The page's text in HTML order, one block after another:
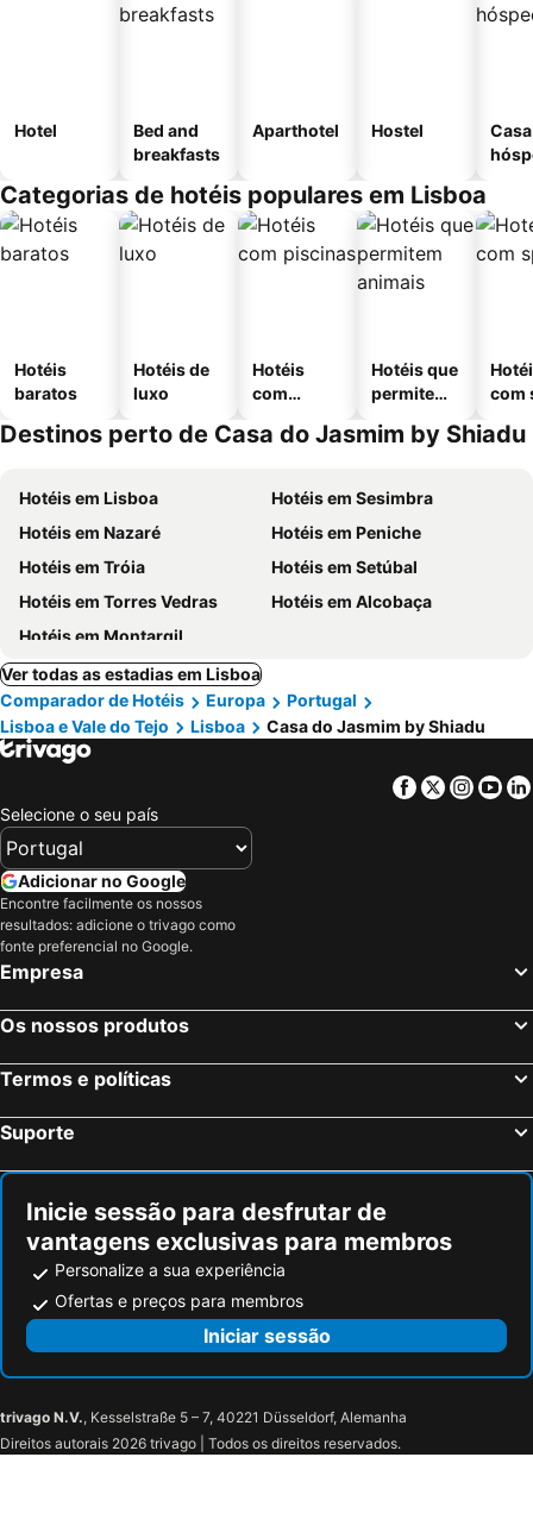
Hotel
Bed and
breakfasts
Aparthotel Hostel
Categorias de hotéis populares em Lisboa
Hotéis
baratos
Hotéis de
luxo
Hotéis
com
Hotéis que
permitem
com
Destinos perto de Casa do Jasmim by Shiadu
Hotéis em Lisboa
Hotéis em Sesimbra
Hotéis em Nazaré
Hotéis em Peniche
Hotéis em Tróia
Hotéis em Setúbal
Hotéis em Torres Vedras
Hotéis em Alcobaça
Hotéis em Montargil
Ver todas as estadias em Lisboa
Comparador de Hotéis
Europa
Portugal
Lisboa e Vale do Tejo
Lisboa Casa do Jasmim by Shiadu
Facebook
Twitter
Selecione o seu país
Adicionar no Google
Encontre facilmente os nossos
resultados: adicione o trivago como
fonte preferencial no Google.
Empresa
Os nossos produtos
Termos e políticas
Suporte
Inicie sessão para desfrutar de
vantagens exclusivas para membros
Personalize a sua experiência
Ofertas e preços para membros
Iniciar sessão
trivago N.V., Kesselstraße 5 – 7, 40221 Düsseldorf, Alemanha
Direitos autorais 2026 trivago | Todos os direitos reservados.